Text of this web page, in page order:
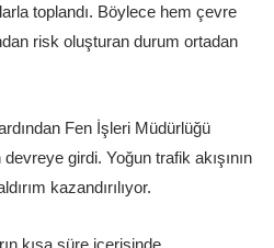
toplandı. Böylece hem çevre
risk oluşturan durum ortadan
Fen İşleri Müdürlüğü
girdi. Yoğun trafik akışının
kazandırılıyor.
kısa süre içerisinde